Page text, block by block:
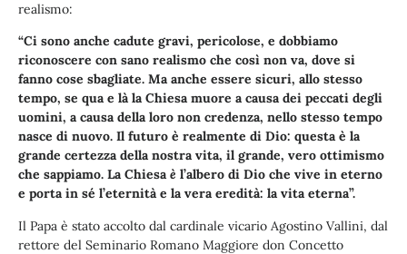
realismo:
“Ci sono anche cadute gravi, pericolose, e dobbiamo
riconoscere con sano realismo che così non va, dove si
fanno cose sbagliate. Ma anche essere sicuri, allo stesso
tempo, se qua e là la Chiesa muore a causa dei peccati degli
uomini, a causa della loro non credenza, nello stesso tempo
nasce di nuovo. Il futuro è realmente di Dio: questa è la
grande certezza della nostra vita, il grande, vero ottimismo
che sappiamo. La Chiesaè l’albero di Dio che vive in eterno
e porta in sé l’eternità e la vera eredità: la vita eterna”.
Il Papa è stato accolto dal cardinale vicario Agostino Vallini, dal
rettore del Seminario Romano Maggiore don Concetto